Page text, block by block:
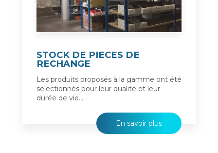
STOCK DE PIECES DE
RECHANGE
Les produits proposés à la gamme ont été
sélectionnés pour leur qualité et leur
durée de vie....
En savoir plus